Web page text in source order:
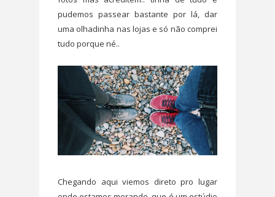
pudemos passear bastante por lá, dar
uma olhadinha nas lojas e só não comprei
tudo porque né..
Chegando aqui viemos direto pro lugar